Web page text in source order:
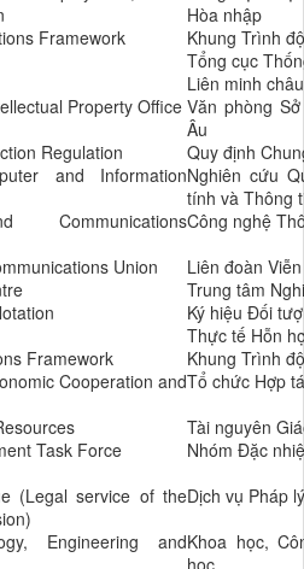
Hòa nhập
Framework
Khung Trình
Tổng cục
Liên minh
Property Office Văn phòng
Âu
Regulation
Quy định
and InformationNghiên cứu
tính và Thông
CommunicationsCông nghệ
Union
Liên đoàn
Trung tâm
Ký hiệu Đối
Thực tế Hỗn
Framework
Khung Trình
Cooperation andTổ chức Hợp
Tài nguyên
Task Force
Nhóm Đặc
(Legal service of theDịch vụ Pháp
Engineering andKhoa học,
học